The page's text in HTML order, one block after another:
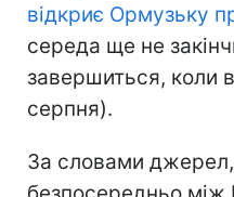
відкриє Ормузьку
середа ще не
завершиться, коли
серпня).
За словами